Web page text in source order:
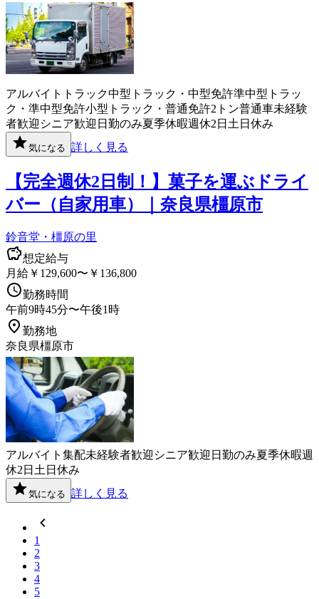
アルバイト トラック中型トラック・中型免許準中型トラッ
ク・準中型免許小型トラック・普通免許2トン普通車未経験
者歓迎 シニア歓迎 日勤のみ夏季休暇週休2日 土日休み
気になる 詳しく見る
【完全週休2日制！】菓子を運ぶドライ
バー（自家用車）｜奈良県橿原市
鈴音堂・橿原の里
想定給与
月給￥129,600〜￥136,800
勤務時間
午前9時45分〜午後1時
勤務地
奈良県橿原市
アルバイト 集配未経験者歓迎 シニア歓迎 日勤のみ夏季休暇週
休2日 土日休み
気になる 詳しく見る
1
2
3
4
5